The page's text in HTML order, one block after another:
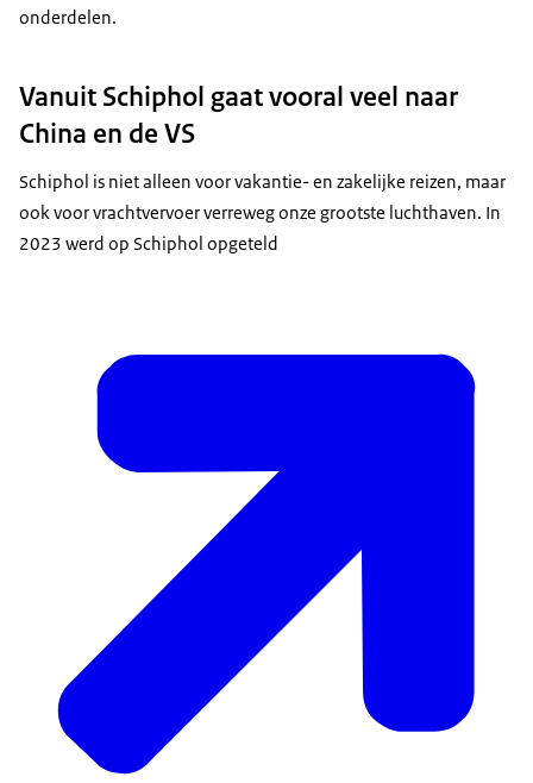
onderdelen.
Vanuit Schiphol gaat vooral veel naar
China en de VS
Schiphol is niet alleen voor vakantie- en zakelijke reizen, maar
ook voor vrachtvervoer verreweg onze grootste luchthaven. In
2023 werd op Schiphol opgeteld